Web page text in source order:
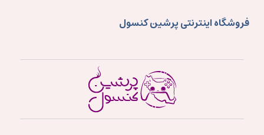
فروشگاه اینترنتی پرشین کنسول